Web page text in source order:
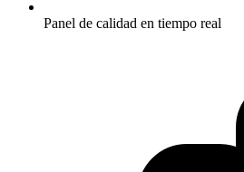
Panel de calidad en tiempo real